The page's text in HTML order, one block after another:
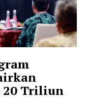
20 Triliun